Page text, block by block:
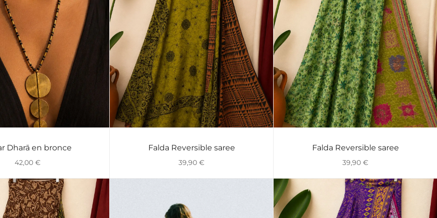
VISTA RÁPIDA
Dharā en bronce
42,00 €
VISTA RÁPIDA
Falda Reversible saree
39,90 €
VISTA RÁPIDA
Falda Reversible saree
39,90 €